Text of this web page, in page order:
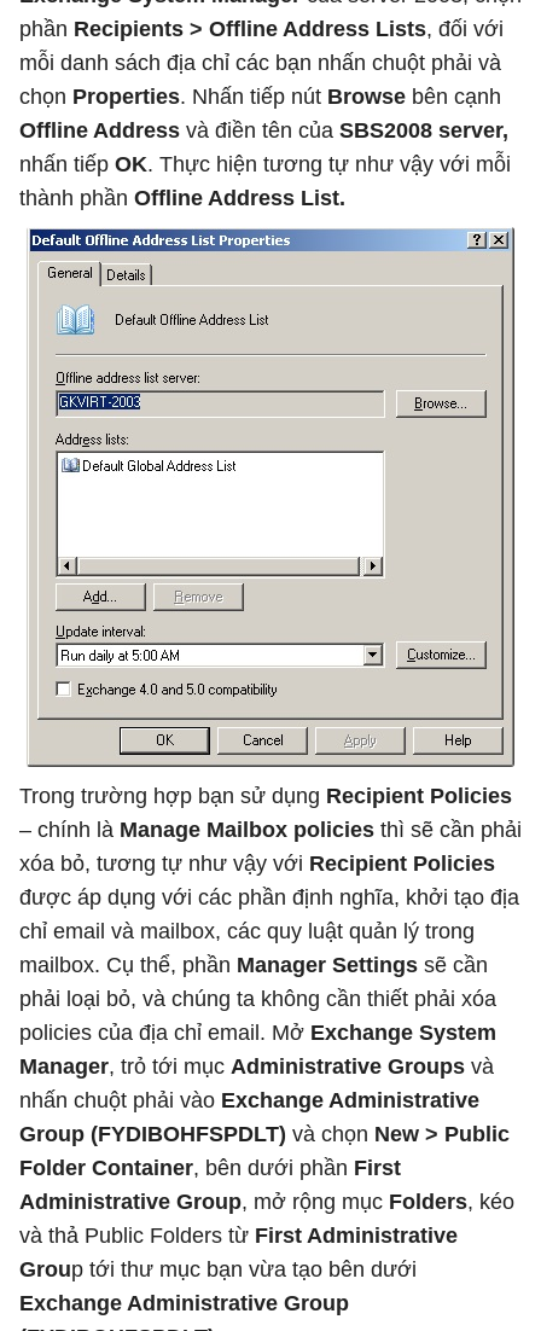
phần Recipients > Offline Address Lists, đối với
mỗi danh sách địa chỉ các bạn nhấn chuột phải và
chọn Properties. Nhấn tiếp nút Browse bên cạnh
Offline Address và điền tên của SBS2008 server,
nhấn tiếp OK. Thực hiện tương tự như vậy với mỗi
thành phần Offline Address List.
Trong trường hợp bạn sử dụng Recipient Policies
– chính là Manage Mailbox policies thì sẽ cần phải
xóa bỏ, tương tự như vậy với Recipient Policies
được áp dụng với các phần định nghĩa, khởi tạo địa
chỉ email và mailbox, các quy luật quản lý trong
mailbox. Cụ thể, phần Manager Settings sẽ cần
phải loại bỏ, và chúng ta không cần thiết phải xóa
policies của địa chỉ email. Mở Exchange System
Manager, trỏ tới mục Administrative Groups và
nhấn chuột phải vào Exchange Administrative
Group (FYDIBOHFSPDLT) và chọn New > Public
Folder Container, bên dưới phần First
Administrative Group, mở rộng mục Folders, kéo
và thả Public Folders từ First Administrative
Group tới thư mục bạn vừa tạo bên dưới
Exchange Administrative Group